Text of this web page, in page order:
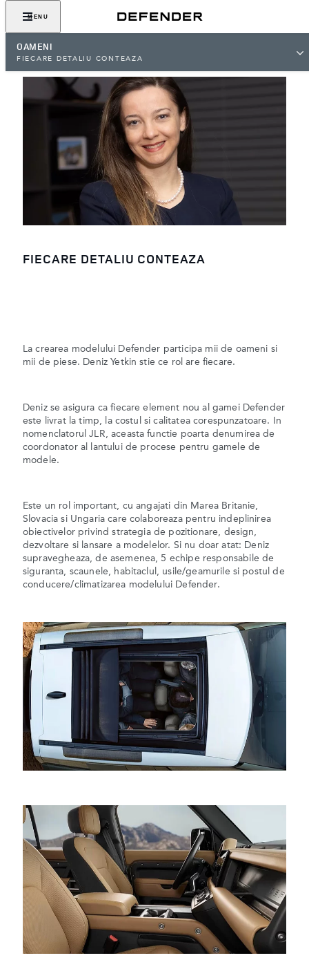
MENU
OAMENI
FIECARE DETALIU CONTEAZA
FIECARE DETALIU CONTEAZA
La crearea modelului Defender participa mii de oameni si
mii de piese. Deniz Yetkin stie ce rol are fiecare.
Deniz se asigura ca fiecare element nou al gamei Defender
este livrat la timp, la costul si calitatea corespunzatoare. In
nomenclatorul JLR, aceasta functie poarta denumirea de
coordonator al lantului de procese pentru gamele de
modele.
Este un rol important, cu angajati din Marea Britanie,
Slovacia si Ungaria care colaboreaza pentru indeplinirea
obiectivelor privind strategia de pozitionare, design,
dezvoltare si lansare a modelelor. Si nu doar atat: Deniz
supravegheaza, de asemenea, 5 echipe responsabile de
siguranta, scaunele, habitaclul, usile/geamurile si postul de
conducere/climatizarea modelului Defender.